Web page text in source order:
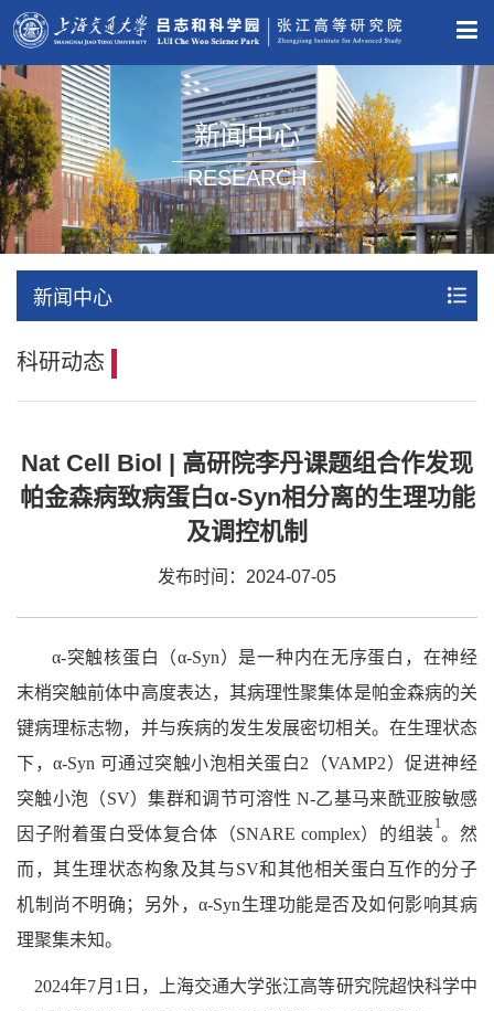
新闻中心
RESEARCH
新闻中心
科研动态
Nat Cell Biol | 高研院李丹课题组合作发现
帕金森病致病蛋白α-Syn相分离的生理功能
及调控机制
发布时间：2024-07-05
α-突触核蛋白（α-Syn）是一种内在无序蛋白，在神经
末梢突触前体中高度表达，其病理性聚集体是帕金森病的关
键病理标志物，并与疾病的发生发展密切相关。在生理状态
下，α-Syn 可通过突触小泡相关蛋白2（VAMP2）促进神经
突触小泡（SV）集群和调节可溶性 N-乙基马来酰亚胺敏感
因子附着蛋白受体复合体（SNARE complex）的组装
1
。然
而，其生理状态构象及其与SV和其他相关蛋白互作的分子
机制尚不明确；另外，α-Syn生理功能是否及如何影响其病
理聚集未知。
2024年7月1日，上海交通大学张江高等研究院超快科学中